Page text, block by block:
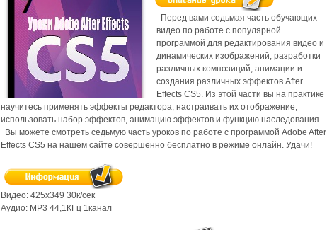
Перед вами седьмая часть обучающих
видео по работе с популярной
программой для редактирования видео и
динамических изображений, разработки
различных композиций, анимации и
создания различных эффектов After
Effects CS5. Из этой части вы на практике
научитесь применять эффекты редактора, настраивать их отображение,
использовать набор эффектов, анимацию эффектов и функцию наследования.
Вы можете смотреть седьмую часть уроков по работе с программой Adobe After
Effects CS5 на нашем сайте совершенно бесплатно в режиме онлайн. Удачи!
Видео: 425х349 30к/сек
Аудио: MP3 44,1КГц 1канал